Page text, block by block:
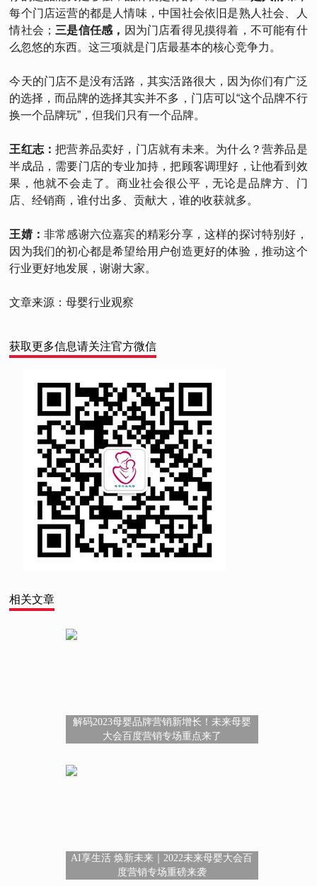
每个门店运营的都是人情味，中国社会依旧是熟人社会、人
情社会； 三是信任感， 因为门店看得见摸得着，不可能有什
么忽悠的东西。这三项就是门店最基本的核心竞争力。
今天的门店不是没有活路，其实活路很大，因为你们有广泛
的选择，而品牌的选择其实并不多，门店可以“这个品牌不行
换一个品牌玩”，但我们只有一个品牌。
王红志：把营养品卖好，门店就有未来。为什么？营养品是
半成品，需要门店的专业加持，把顾客调理好，让他看到效
果，他就不会走了。商业社会很公平，无论是品牌方、门
店、经销商，谁付出多、贡献大，谁的收获就多。
王婧：非常感谢六位嘉宾的精彩分享，这样的探讨特别好，
因为我们的初心都是希望给用户创造更好的体验，推动这个
行业更好地发展，谢谢大家。
文章来源：母婴行业观察
获取更多信息请关注官方微信
相关文章
解码2023母婴品牌营销新增长！未来母婴
大会百度营销专场重点来了
AI享生活 焕新未来｜2022未来母婴大会百
度营销专场重磅来袭